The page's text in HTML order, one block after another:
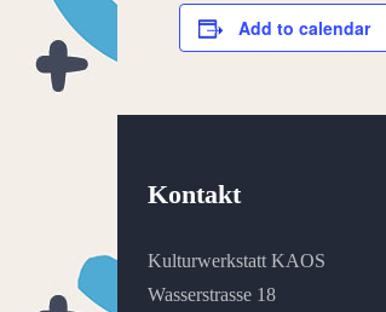
Add to calendar
Kontakt
Kulturwerkstatt KAOS
Wasserstrasse 18